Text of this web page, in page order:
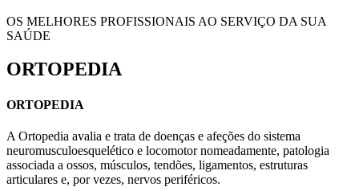
OS MELHORES PROFISSIONAIS AO SERVIÇO DA SUA
SAÚDE
ORTOPEDIA
ORTOPEDIA
A Ortopedia avalia e trata de doenças e afeções do sistema
neuromusculoesquelético e locomotor nomeadamente, patologia
associada a ossos, músculos, tendões, ligamentos, estruturas
articulares e, por vezes, nervos periféricos.